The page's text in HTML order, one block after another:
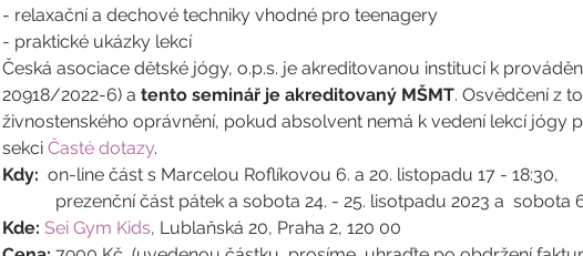
- relaxační a dechové techniky vhodné pro teenagery
- praktické ukázky lekcí
Česká asociace dětské jógy, o.p.s. je akreditovanou institucí k
20918/2022-6) a tento seminář je akreditovaný MŠMT. Osvědčení z
živnostenského oprávnění, pokud absolvent nemá k vedení lekcí jógy
sekci Časté dotazy.
Kdy: on-line část s Marcelou Roflíkovou 6. a 20. listopadu 17 - 18:30,
prezenční část pátek a sobota 24. - 25. lisotpadu 2023 a  sobota
Kde: Sei Gym Kids, Lublaňská 20, Praha 2, 120 00